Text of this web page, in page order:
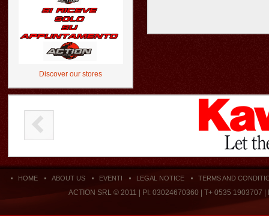
Discover our stores
HOME ABOUT US EVENTI LEGAL NOTICE TERMS AND
ACTION SRL © 2011 | PI: 03024670360 | T+ 0535